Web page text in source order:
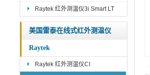
Raytek 红外测温仪3i Smart LT
美国雷泰在线式红外测温仪
Raytek
Raytek 红外测温仪CI